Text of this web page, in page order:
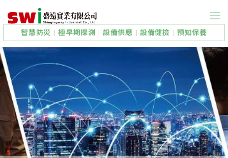
智慧防災 | 極早期探測 | 設備供應 | 設備健檢 | 預知保養